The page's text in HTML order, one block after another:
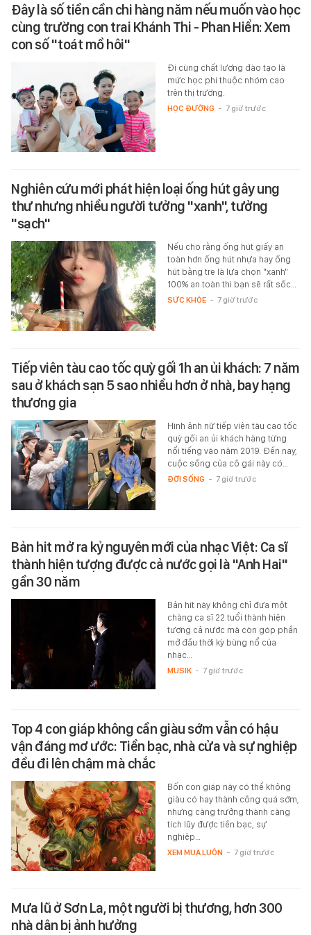
Đây là số tiền cần chi hàng năm nếu muốn vào học
cùng trường con trai Khánh Thi - Phan Hiển: Xem
con số "toát mồ hôi"
Đi cùng chất lượng đào tạo là
mức học phí thuộc nhóm cao
trên thị trường.
HỌC ĐƯỜNG - 7 giờ trước
Nghiên cứu mới phát hiện loại ống hút gây ung
thư nhưng nhiều người tưởng "xanh", tưởng
"sạch"
Nếu cho rằng ống hút giấy an
toàn hơn ống hút nhựa hay ống
hút bằng tre là lựa chọn "xanh"
100% an toàn thì bạn sẽ rất sốc…
SỨC KHỎE - 7 giờ trước
Tiếp viên tàu cao tốc quỳ gối 1h an ủi khách: 7 năm
sau ở khách sạn 5 sao nhiều hơn ở nhà, bay hạng
thương gia
Hình ảnh nữ tiếp viên tàu cao tốc
quỳ gối an ủi khách hàng từng
nổi tiếng vào năm 2019. Đến nay,
cuộc sống của cô gái này có…
ĐỜI SỐNG - 7 giờ trước
Bản hit mở ra kỷ nguyên mới của nhạc Việt: Ca sĩ
thành hiện tượng được cả nước gọi là "Anh Hai"
gần 30 năm
Bản hit này không chỉ đưa một
chàng ca sĩ 22 tuổi thành hiện
tượng cả nước mà còn góp phần
mở đầu thời kỳ bùng nổ của
nhạc…
MUSIK - 7 giờ trước
Top 4 con giáp không cần giàu sớm vẫn có hậu
vận đáng mơ ước: Tiền bạc, nhà cửa và sự nghiệp
đều đi lên chậm mà chắc
Bốn con giáp này có thể không
giàu có hay thành công quá sớm,
nhưng càng trưởng thành càng
tích lũy được tiền bạc, sự
nghiệp…
XEM MUA LUÔN - 7 giờ trước
Mưa lũ ở Sơn La, một người bị thương, hơn 300
nhà dân bị ảnh hưởng